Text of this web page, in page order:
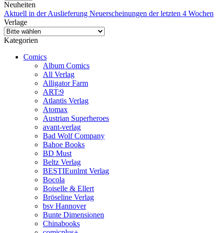
Neuheiten
Aktuell in der Auslieferung Neuerscheinungen der letzten 4 Wochen
Verlage
Kategorien
Comics
Album Comics
All Verlag
Alligator Farm
ART:9
Atlantis Verlag
Atomax
Austrian Superheroes
avant-verlag
Bad Wolf Company
Bahoe Books
BD Must
Beltz Verlag
BESTIEunlmt Verlag
Bocola
Boiselle & Ellert
Bröseline Verlag
bsv Hannover
Bunte Dimensionen
Chinabooks